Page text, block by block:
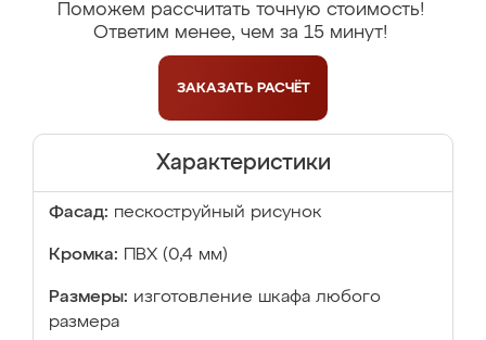
Поможем рассчитать точную стоимость!
Ответим менее, чем за 15 минут!
ЗАКАЗАТЬ РАСЧЁТ
Характеристики
Фасад: пескоструйный рисунок
Кромка: ПВХ (0,4 мм)
Размеры: изготовление шкафа любого
размера